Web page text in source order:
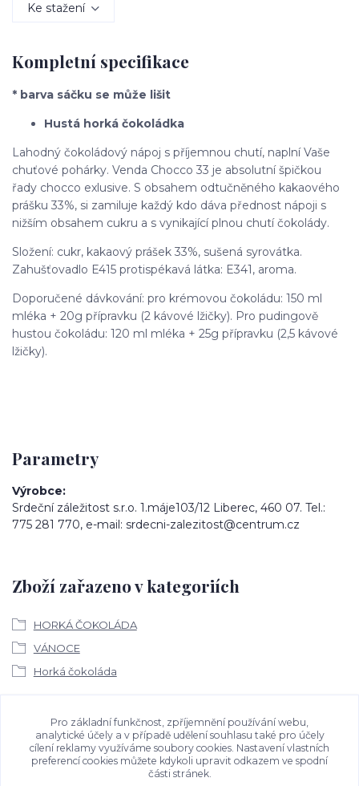
Ke stažení
Kompletní specifikace
* barva sáčku se může lišit
Hustá horká čokoládka
Lahodný čokoládový nápoj s příjemnou chutí, naplní Vaše
chuťové pohárky. Venda Chocco 33 je absolutní špičkou
řady chocco exlusive. S obsahem odtučněného kakaového
prášku 33%, si zamiluje každý kdo dáva přednost nápoji s
nižším obsahem cukru a s vynikající plnou chutí čokolády.
Složení: cukr, kakaový prášek 33%, sušená syrovátka.
Zahušťovadlo E415 protispékavá látka: E341, aroma.
Doporučené dávkování: pro krémovou čokoládu: 150 ml
mléka + 20g přípravku (2 kávové lžičky). Pro pudingově
hustou čokoládu: 120 ml mléka + 25g přípravku (2,5 kávové
lžičky).
Parametry
Výrobce
Srdeční záležitost s.r.o. 1.máje103/12 Liberec, 460 07. Tel.:
775 281 770, e-mail: srdecni-zalezitost@centrum.cz
Zboží zařazeno v kategoriích
HORKÁ ČOKOLÁDA
VÁNOCE
Horká čokoláda
Ke stažení
Bezpečností upozornění
Pro základní funkčnost, zpříjemnění používání webu,
analytické účely a v případě udělení souhlasu také pro účely
cílení reklamy využíváme soubory cookies. Nastavení vlastních
preferencí cookies můžete kdykoli upravit odkazem ve spodní
části stránek.